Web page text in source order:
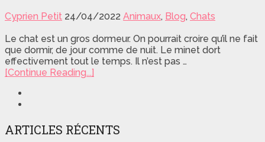
Cyprien Petit 24/04/2022 Animaux, Blog, Chats
Le chat est un gros dormeur. On pourrait croire qu’il ne fait
que dormir, de jour comme de nuit. Le minet dort
effectivement tout le temps. Il n’est pas …
[Continue Reading...]
ARTICLES RÉCENTS